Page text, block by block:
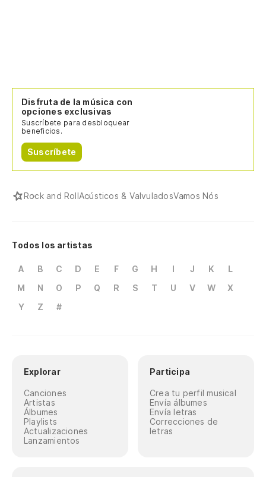
Disfruta de la música con
opciones exclusivas
Suscríbete para desbloquear
beneficios.
Suscríbete
Rock and RollAcústicos & ValvuladosVamos Nós
Todos los artistas
A B C D E F G H I J K
L
M
N O P Q R S T U V W
X
Y
Z #
Explorar
Canciones
Artistas
Álbumes
Playlists
Actualizaciones
Lanzamientos
Participa
Crea tu perfil musical
Envía álbumes
Envía letras
Correcciones de
letras